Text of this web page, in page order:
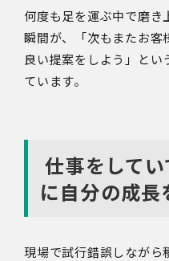
何度も足を運ぶ中で磨き
瞬間が、「次もまたお客
良い提案をしよう」とい
ています。
仕事をして
に自分の成長
現場で試行錯誤しながら